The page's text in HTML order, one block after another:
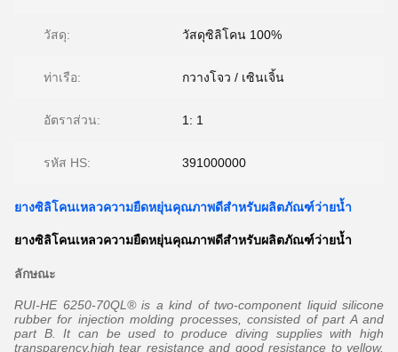
วัสดุ: วัสดุซิลิโคน 100%
ท่าเรือ: กวางโจว / เซินเจิ้น
อัตราส่วน: 1: 1
รหัส HS: 391000000
ยางซิลิโคนเหลวความยืดหยุ่นคุณภาพดีสำหรับผลิตภัณฑ์ว่ายน้ำ
ยางซิลิโคนเหลวความยืดหยุ่นคุณภาพดีสำหรับผลิตภัณฑ์ว่ายน้ำ
ลักษณะ
RUI-HE 6250-70QL® is a kind of two-component liquid silicone
rubber for injection molding processes, consisted of part A and
part B. It can be used to produce diving supplies with high
transparency,high tear resistance and good resistance to yellow.